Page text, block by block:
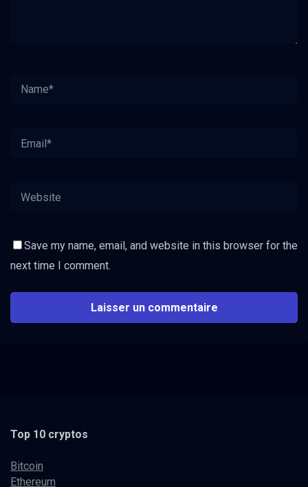
Save my name, email, and website in this browser for the
next time I comment.
Top 10 cryptos
Bitcoin
Ethereum